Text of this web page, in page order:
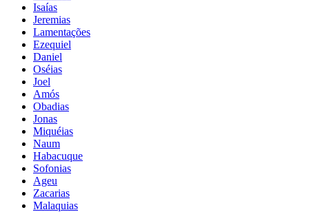
Isaías
Jeremias
Lamentações
Ezequiel
Daniel
Oséias
Joel
Amós
Obadias
Jonas
Miquéias
Naum
Habacuque
Sofonias
Ageu
Zacarias
Malaquias